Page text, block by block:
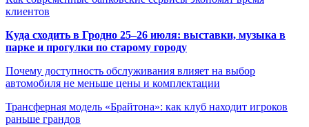
клиентов
Куда сходить в Гродно 25–26 июля: выставки, музыка в
парке и прогулки по старому городу
Почему доступность обслуживания влияет на выбор
автомобиля не меньше цены и комплектации
Трансферная модель «Брайтона»: как клуб находит игроков
раньше грандов